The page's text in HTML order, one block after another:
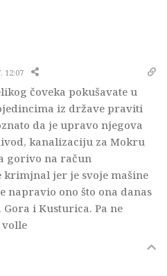
12:07
čoveka pokušavate u
iz države praviti
da je upravo njegova
kanalizaciju za Mokru
gorivo na račun
jer je svoje mašine
napravio ono što ona danas
Gora i Kusturica. Pa ne
volle